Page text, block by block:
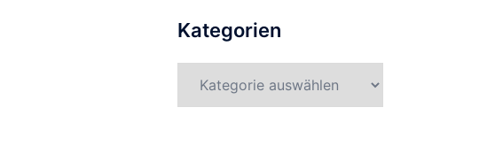
Kategorien